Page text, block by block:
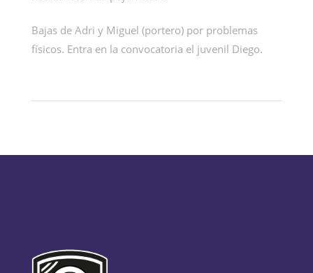
Bajas de Adri y Miguel (portero) por problemas
físicos. Entra en la convocatoria el juvenil Diego.